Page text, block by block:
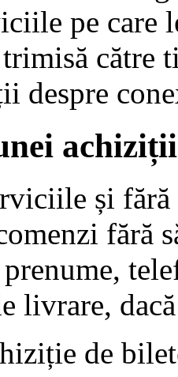
pe care
către
despre
și
livrare,
de